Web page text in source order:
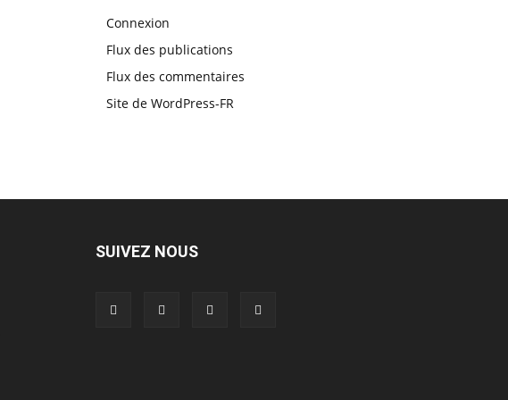
Connexion
Flux des publications
Flux des commentaires
Site de WordPress-FR
SUIVEZ NOUS